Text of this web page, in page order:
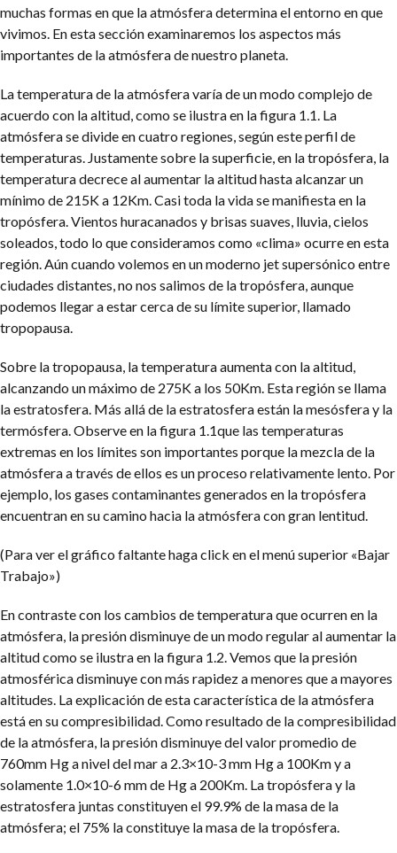
muchas formas en que la atmósfera determina el entorno en que
vivimos. En esta sección examinaremos los aspectos más
importantes de la atmósfera de nuestro planeta.
La temperatura de la atmósfera varía de un modo complejo de
acuerdo con la altitud, como se ilustra en la figura 1.1. La
atmósfera se divide en cuatro regiones, según este perfil de
temperaturas. Justamente sobre la superficie, en la tropósfera, la
temperatura decrece al aumentar la altitud hasta alcanzar un
mínimo de 215K a 12Km. Casi toda la vida se manifiesta en la
tropósfera. Vientos huracanados y brisas suaves, lluvia, cielos
soleados, todo lo que consideramos como «clima» ocurre en esta
región. Aún cuando volemos en un moderno jet supersónico entre
ciudades distantes, no nos salimos de la tropósfera, aunque
podemos llegar a estar cerca de su límite superior, llamado
tropopausa.
Sobre la tropopausa, la temperatura aumenta con la altitud,
alcanzando un máximo de 275K a los 50Km. Esta región se llama
la estratosfera. Más allá de la estratosfera están la mesósfera y la
termósfera. Observe en la figura 1.1que las temperaturas
extremas en los límites son importantes porque la mezcla de la
atmósfera a través de ellos es un proceso relativamente lento. Por
ejemplo, los gases contaminantes generados en la tropósfera
encuentran en su camino hacia la atmósfera con gran lentitud.
(Para ver el gráfico faltante haga click en el menú superior «Bajar
Trabajo»)
En contraste con los cambios de temperatura que ocurren en la
atmósfera, la presión disminuye de un modo regular al aumentar la
altitud como se ilustra en la figura 1.2. Vemos que la presión
atmosférica disminuye con más rapidez a menores que a mayores
altitudes. La explicación de esta característica de la atmósfera
está en su compresibilidad. Como resultado de la compresibilidad
de la atmósfera, la presión disminuye del valor promedio de
760mm Hg a nivel del mar a 2.3×10-3 mm Hg a 100Km y a
solamente 1.0×10-6 mm de Hg a 200Km. La tropósfera y la
estratosfera juntas constituyen el 99.9% de la masa de la
atmósfera; el 75% la constituye la masa de la tropósfera.